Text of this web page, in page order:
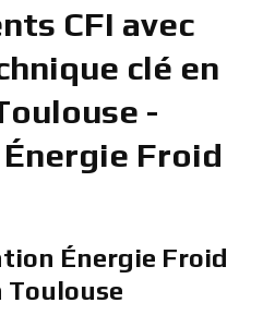
CFI avec
clé en
-
Froid
Énergie Froid
Toulouse